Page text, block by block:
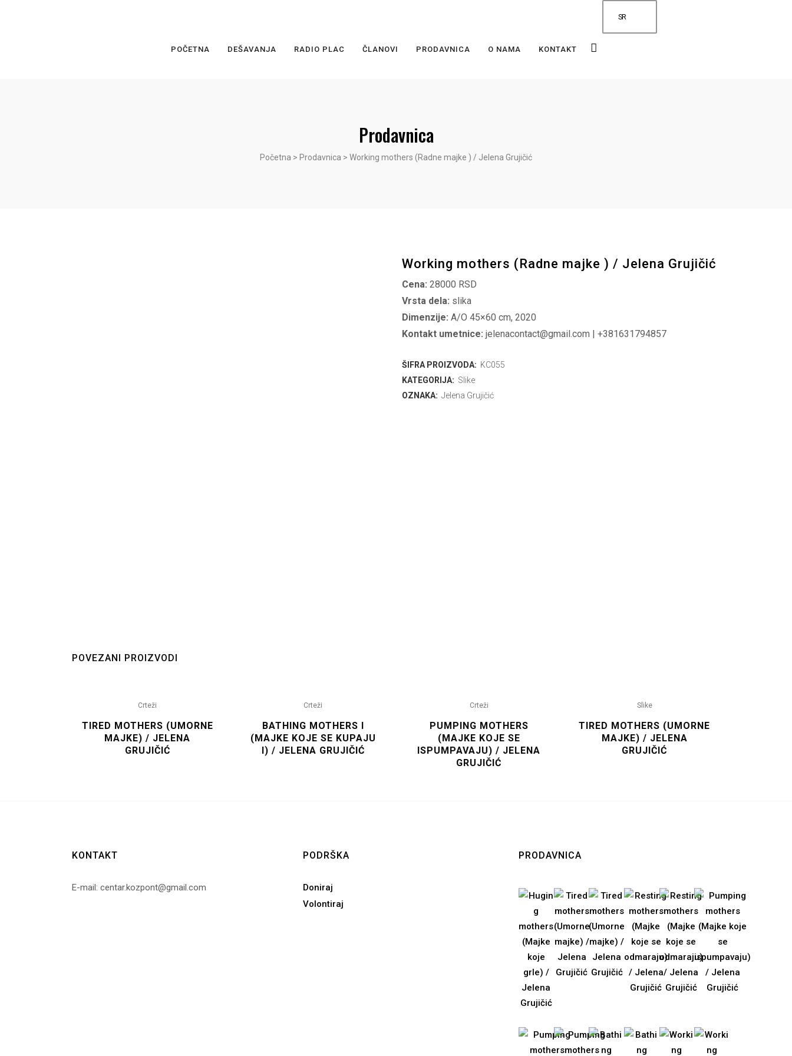
SR
POČETNA DEŠAVANJA RADIO PLAC ČLANOVI PRODAVNICA O NAMA KONTAKT
Prodavnica
Početna > Prodavnica > Working mothers (Radne majke ) / Jelena Grujičić
Working mothers (Radne majke ) / Jelena Grujičić
Cena: 28000 RSD
Vrsta dela: slika
Dimenzije: A/O 45×60 cm, 2020
Kontakt umetnice: jelenacontact@gmail.com | +381631794857
ŠIFRA PROIZVODA: KC055
KATEGORIJA: Slike
OZNAKA: Jelena Grujičić
POVEZANI PROIZVODI
Crteži
TIRED MOTHERS (UMORNE
MAJKE) / JELENA
GRUJIČIĆ
Crteži
BATHING MOTHERS I
(MAJKE KOJE SE KUPAJU
I) / JELENA GRUJIČIĆ
Crteži
PUMPING MOTHERS
(MAJKE KOJE SE
ISPUMPAVAJU) / JELENA
GRUJIČIĆ
Slike
TIRED MOTHERS (UMORNE
MAJKE) / JELENA
GRUJIČIĆ
KONTAKT
E-mail: centar.kozpont@gmail.com
PODRŠKA
Doniraj
Volontiraj
PRODAVNICA